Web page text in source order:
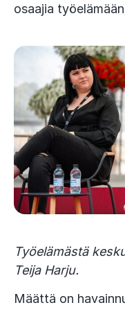
osaajia
Työelämästä
Teija Harju.
Määttä on